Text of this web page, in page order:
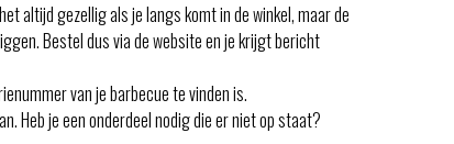
altijd gezellig als je langs komt in de winkel, maar de
Bestel dus via de website en je krijgt bericht
van je barbecue te vinden is.
Heb je een onderdeel nodig die er niet op staat?